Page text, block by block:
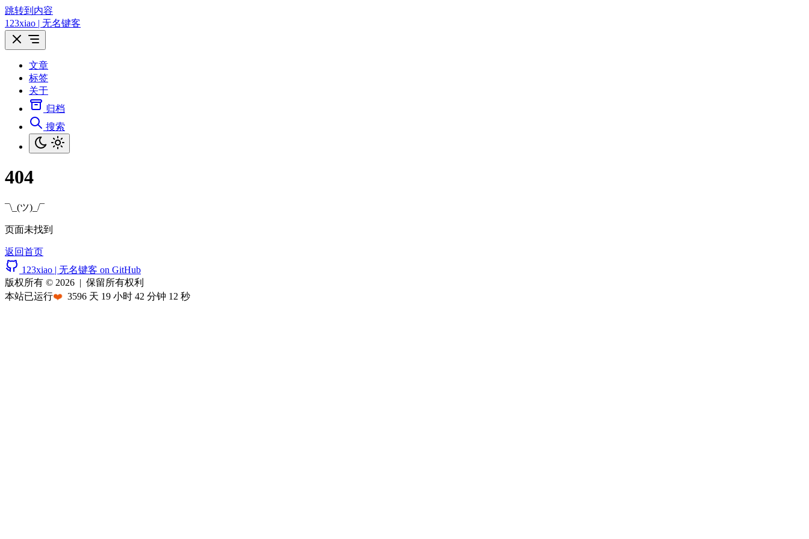
跳转到内容
123xiao | 无名键客
文章
标签
关于
归档
搜索
404
¯\_(ツ)_/¯
页面未找到
返回首页
123xiao | 无名键客 on GitHub
版权所有 © 2026 | 保留所有权利
本站已运行❤️ 3596 天 19 小时 42 分钟 12 秒